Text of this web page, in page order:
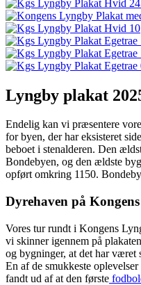
Lyngby plakat
Endelig kan vi præsentere
for byen, der har eksisteret
beboet i stenalderen. Den
Bondebyen, og den ældste
opført omkring 1150.
Dyrehaven på
Vores tur rundt i Kongens
vi skinner igennem på
og bygninger, at det har
En af de smukkeste
fandt ud af at den første